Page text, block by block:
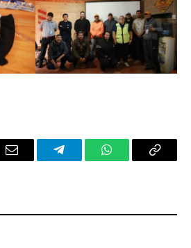
Email TelegramWhatsAppCopy